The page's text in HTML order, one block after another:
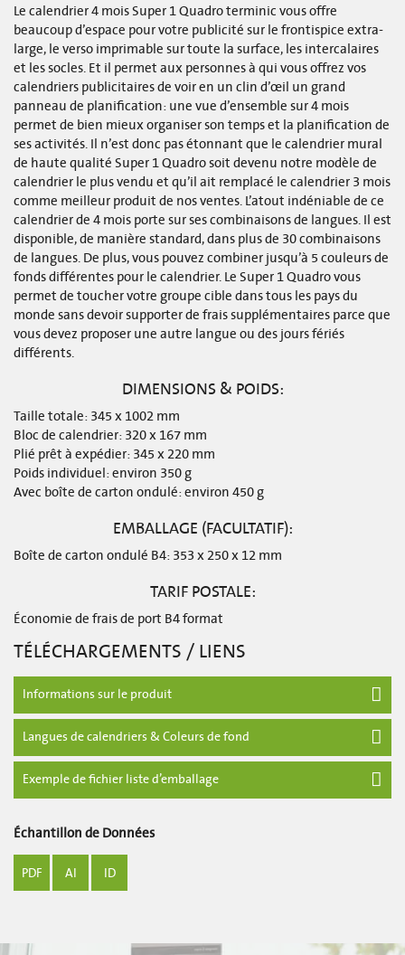
Le calendrier 4 mois Super 1 Quadro terminic vous offre
beaucoup d’espace pour votre publicité sur le frontispice extra-
large, le verso imprimable sur toute la surface, les intercalaires
et les socles. Et il permet aux personnes à qui vous offrez vos
calendriers publicitaires de voir en un clin d’œil un grand
panneau de planification: une vue d’ensemble sur 4 mois
permet de bien mieux organiser son temps et la planification de
ses activités. Il n’est donc pas étonnant que le calendrier mural
de haute qualité Super 1 Quadro soit devenu notre modèle de
calendrier le plus vendu et qu’il ait remplacé le calendrier 3 mois
comme meilleur produit de nos ventes. L’atout indéniable de ce
calendrier de 4 mois porte sur ses combinaisons de langues. Il est
disponible, de manière standard, dans plus de 30 combinaisons
de langues. De plus, vous pouvez combiner jusqu’à 5 couleurs de
fonds différentes pour le calendrier. Le Super 1 Quadro vous
permet de toucher votre groupe cible dans tous les pays du
monde sans devoir supporter de frais supplémentaires parce que
vous devez proposer une autre langue ou des jours fériés
différents.
DIMENSIONS & POIDS:
Taille totale: 345 x 1002 mm
Bloc de calendrier: 320 x 167 mm
Plié prêt à expédier: 345 x 220 mm
Poids individuel: environ 350 g
Avec boîte de carton ondulé: environ 450 g
EMBALLAGE (FACULTATIF):
Boîte de carton ondulé B4: 353 x 250 x 12 mm
TARIF POSTALE:
Économie de frais de port B4 format
TÉLÉCHARGEMENTS / LIENS
Informations sur le produit
Langues de calendriers & Coleurs de fond
Exemple de fichier liste d’emballage
Échantillon de Données
PDF AI ID